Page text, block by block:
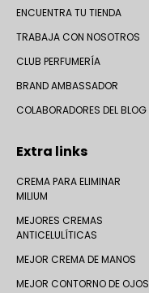
ENCUENTRA TU TIENDA
TRABAJA CON NOSOTROS
CLUB PERFUMERÍA
BRAND AMBASSADOR
COLABORADORES DEL BLOG
Extra links
CREMA PARA ELIMINAR
MILIUM
MEJORES CREMAS
ANTICELULÍTICAS
MEJOR CREMA DE MANOS
MEJOR CONTORNO DE OJOS